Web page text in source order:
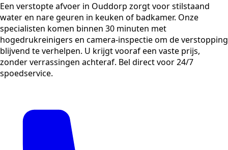
Een verstopte afvoer in Ouddorp zorgt voor stilstaand
water en nare geuren in keuken of badkamer. Onze
specialisten komen binnen 30 minuten met
hogedrukreinigers en camera-inspectie om de verstopping
blijvend te verhelpen. U krijgt vooraf een vaste prijs,
zonder verrassingen achteraf. Bel direct voor 24/7
spoedservice.